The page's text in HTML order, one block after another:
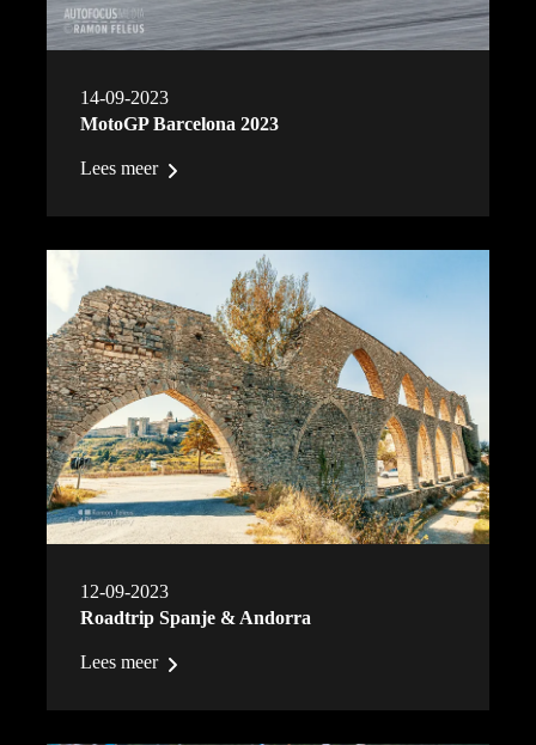
14-09-2023
MotoGP Barcelona 2023
Lees meer
12-09-2023
Roadtrip Spanje & Andorra
Lees meer